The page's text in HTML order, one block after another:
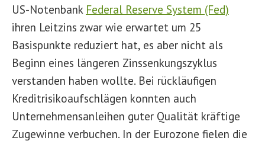
US-Notenbank Federal Reserve System (Fed)
ihren Leitzins zwar wie erwartet um 25
Basispunkte reduziert hat, es aber nicht als
Beginn eines längeren Zinssenkungszyklus
verstanden haben wollte. Bei rückläufigen
Kreditrisikoaufschlägen konnten auch
Unternehmensanleihen guter Qualität kräftige
Zugewinne verbuchen. In der Eurozone fielen die